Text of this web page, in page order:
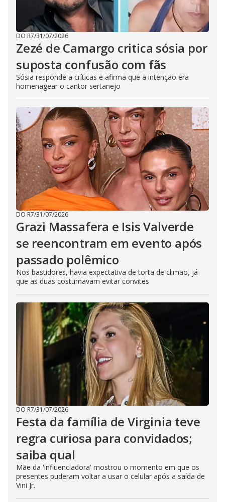
DO R7/31/07/2026
Zezé de Camargo critica sósia por
suposta confusão com fãs
Sósia responde a críticas e afirma que a intenção era
homenagear o cantor sertanejo
DO R7/31/07/2026
Grazi Massafera e Isis Valverde
se reencontram em evento após
passado polêmico
Nos bastidores, havia expectativa de torta de climão, já
que as duas costumavam evitar convites
DO R7/31/07/2026
Festa da família de Virginia teve
regra curiosa para convidados;
saiba qual
Mãe da 'influenciadora' mostrou o momento em que os
presentes puderam voltar a usar o celular após a saída de
Vini Jr.